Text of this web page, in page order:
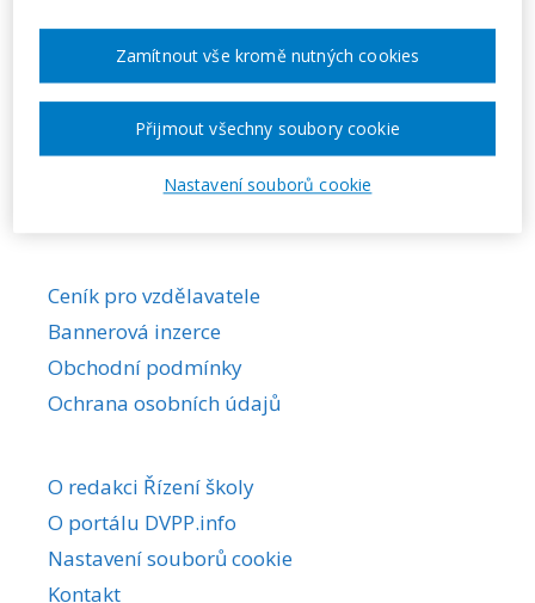
Požadovaná akce nebyla nalezena.
Ceník pro vzdělavatele
Bannerová inzerce
Obchodní podmínky
Ochrana osobních údajů
O redakci Řízení školy
O portálu DVPP.info
Nastavení souborů cookie
Kontakt
Nastavení souborů cookie
Zamítnout vše kromě nutných cookies
Přijmout všechny soubory cookie